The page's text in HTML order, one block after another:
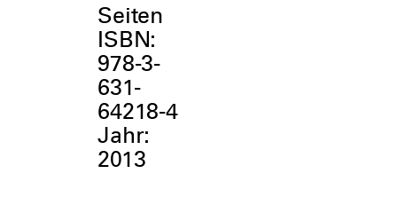
Seiten
ISBN:
978-3-
631-
64218-4
Jahr:
2013